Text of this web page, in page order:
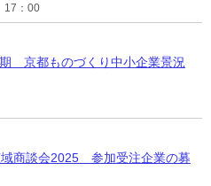
17：00
京都ものづくり中小企業景況
域商談会2025 参加受注企業の募